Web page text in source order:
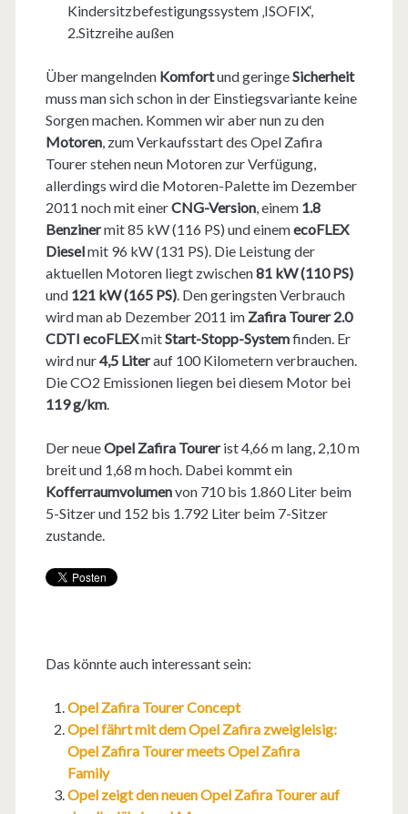
Kindersitzbefestigungssystem ‚ISOFIX‘,
2.Sitzreihe außen
Über mangelnden Komfortund geringeSicherheit
muss man sich schon in der Einstiegsvariante keine
Sorgen machen. Kommen wir aber nun zu den
Motoren, zum Verkaufsstart des Opel Zafira
Tourer stehen neun Motoren zur Verfügung,
allerdings wird die Motoren-Palette im Dezember
2011 noch mit einerCNG-Version, einem1.8
Benzinermit 85 kW (116 PS) und einemecoFLEX
Dieselmit 96 kW (131 PS). Die Leistung der
aktuellen Motoren liegt zwischen81 kW (110 PS)
und 121 kW (165 PS). Den geringsten Verbrauch
wird man ab Dezember 2011 im Zafira Tourer 2.0
CDTI ecoFLEXmitStart-Stopp-Systemfinden. Er
wird nur4,5 Literauf 100 Kilometern verbrauchen.
Die CO2 Emissionen liegen bei diesem Motor bei
119 g/km.
Der neueOpel Zafira Tourerist 4,66 m lang, 2,10 m
breit und 1,68 m hoch. Dabei kommt ein
Kofferraumvolumenvon 710 bis 1.860 Liter beim
5-Sitzer und 152 bis 1.792 Liter beim 7-Sitzer
zustande.
Das könnte auch interessant sein:
Opel Zafira Tourer Concept
Opel fährt mit dem Opel Zafira zweigleisig:
Opel Zafira Tourer meets Opel Zafira
Family
Opel zeigt den neuen Opel Zafira Tourer auf